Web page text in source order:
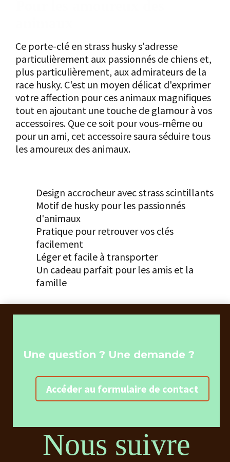
Ce porte-clé en strass husky s'adresse
particulièrement aux passionnés de chiens et,
plus particulièrement, aux admirateurs de la
race husky. C'est un moyen délicat d'exprimer
votre affection pour ces animaux magnifiques
tout en ajoutant une touche de glamour à vos
accessoires. Que ce soit pour vous-même ou
pour un ami, cet accessoire saura séduire tous
les amoureux des animaux.
Design accrocheur avec strass scintillants
Motif de husky pour les passionnés
d'animaux
Pratique pour retrouver vos clés
facilement
Léger et facile à transporter
Un cadeau parfait pour les amis et la
famille
Une question ? Une demande ?
Accéder au formulaire de contact
Nous suivre